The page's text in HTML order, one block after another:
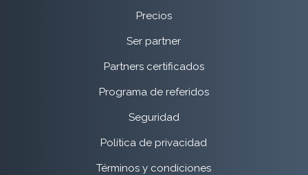
Precios
Ser partner
Partners certificados
Programa de referidos
Seguridad
Política de privacidad
Términos y condiciones